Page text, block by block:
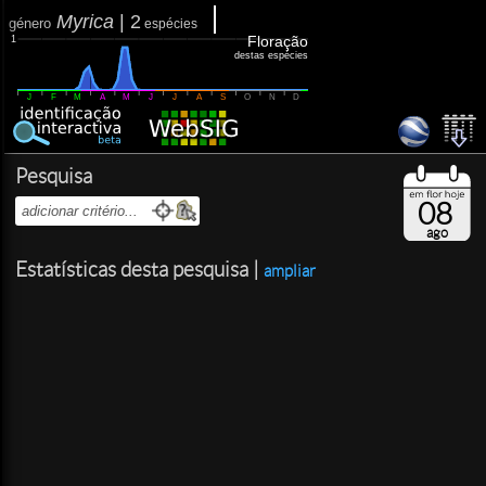
género Myrica 2 espécies
1
J F M A M J J A S O N D
Floração
destas espécies
Pesquisa
Estatísticas desta pesquisa | ampliar
08
ago